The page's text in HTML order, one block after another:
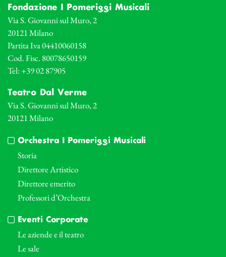
Fondazione I Pomeriggi Musicali
Via S. Giovanni sul Muro, 2
20121 Milano
Partita Iva 04410060158
Cod. Fisc. 80078650159
Tel: +39 02 87905
Teatro Dal Verme
Via S. Giovanni sul Muro, 2
20121 Milano
Orchestra I Pomeriggi Musicali
Storia
Direttore Artistico
Direttore emerito
Professori d’Orchestra
Eventi Corporate
Le aziende e il teatro
Le sale